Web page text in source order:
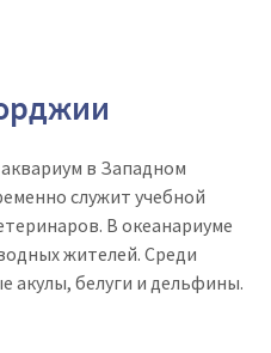
в Западном
служит учебной
В океанариуме
жителей. Среди
акулы, белуги и дельфины.